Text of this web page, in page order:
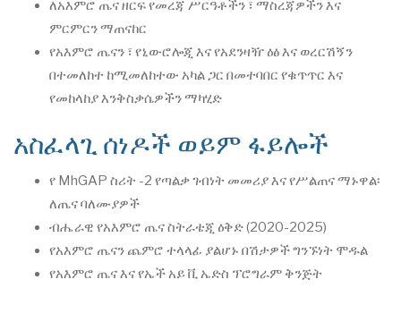
ለአእምሮ ጤና ዘርፍ የመረጃ ሥርዓቶችን ፣ ማስረጃዎችን እና
ምርምርን ማጠናከር
የአእምሮ ጤናን ፣ የኒውሮሎጂ እና የአደንዛዥ ዕፅ እና ወረርሽኝን
በተመለከተ ከሚመለከተው አካል ጋር በመተባበር የቁጥጥር እና
የመከላከያ እንቅስቃሴዎችን ማካሂድ
አስፈላጊ ሰነዶች ወይም ፋይሎች
የ MhGAP ስሪት -2 የጣልቃ ገብነት መመሪያ እና የሥልጠና ማኑዋል፡
ለጤና ባለሙያዎች
ብሔራዊ የአእምሮ ጤና ስትራቴጂ ዕቅድ (2020-2025)
የአእምሮ ጤናን ጨምሮ ተላላፊ ያልሆኑ በሽታዎች ግንኙነት ሞዱል
የአእምሮ ጤና እና የኤች አይ ቪ ኤድስ ፕሮግራም ቅንጅት